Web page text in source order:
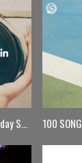
【月曜更新】Monday Spin 100